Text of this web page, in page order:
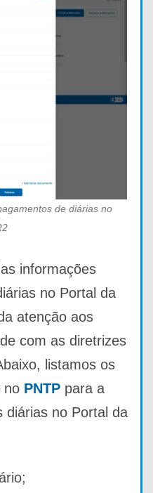
de diárias no
informações
no Portal da
atenção aos
com as diretrizes
listamos os
no PNTP para a
diárias no Portal da